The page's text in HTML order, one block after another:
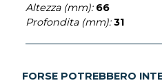
Altezza (mm): 66
Profondita (mm): 31
FORSE POTREBBERO